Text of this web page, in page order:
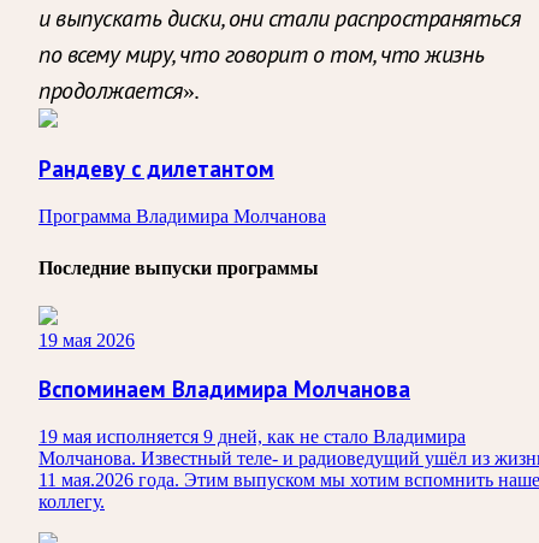
и выпускать диски, они стали распространяться
по всему миру, что говорит о том, что жизнь
продолжается».
Рандеву с дилетантом
Программа Владимира Молчанова
Последние выпуски программы
19 мая 2026
Вспоминаем Владимира Молчанова
19 мая исполняется 9 дней, как не стало Владимира
Молчанова. Известный теле‑ и радиоведущий ушёл из
11 мая.2026 года. Этим выпуском мы хотим вспомнить
коллегу.